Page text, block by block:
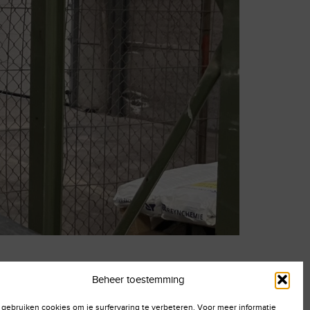
Beheer toestemming
gebruiken cookies om je surfervaring te verbeteren. Voor meer informatie